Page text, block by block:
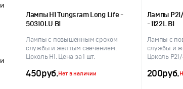
Лампы H1 Tungsram Long Life -
50310LU B1
Лампы с повышенным сроком
службы и желтым свечением.
Цоколь H1. Цена за 1 шт.
450руб.Нет в наличии
Лампы
- 1122L B1
Лампы с
службы и
Цоколь
200руб.